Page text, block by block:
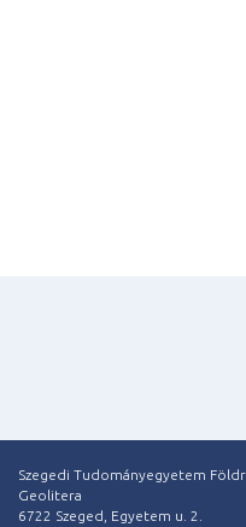
Szegedi Tudományegyetem
Geolitera
6722 Szeged, Egyetem u. 2.